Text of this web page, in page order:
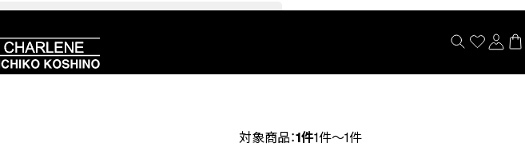
対象商品：1件1件～1件